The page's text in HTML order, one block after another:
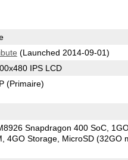
(Launched 2014-09-01)
IPS LCD
(Primaire)
Snapdragon 400 SoC
4GO Storage MicroSD (32GO